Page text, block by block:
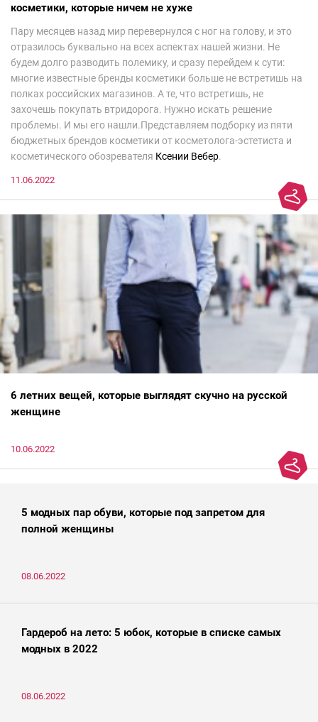
косметики, которые ничем не хуже
Пару месяцев назад мир перевернулся с ног на голову, и это
отразилось буквально на всех аспектах нашей жизни. Не
будем долго разводить полемику, и сразу перейдем к сути:
многие известные бренды косметики больше не встретишь на
полках российских магазинов. А те, что встретишь, не
захочешь покупать втридорога. Нужно искать решение
проблемы. И мы его нашли.Представляем подборку из пяти
бюджетных брендов косметики от косметолога-эстетиста и
косметического обозревателя Ксении Вебер.
11.06.2022
6 летних вещей, которые выглядят скучно на русской
женщине
10.06.2022
5 модных пар обуви, которые под запретом для
полной женщины
08.06.2022
Гардероб на лето: 5 юбок, которые в списке самых
модных в 2022
08.06.2022